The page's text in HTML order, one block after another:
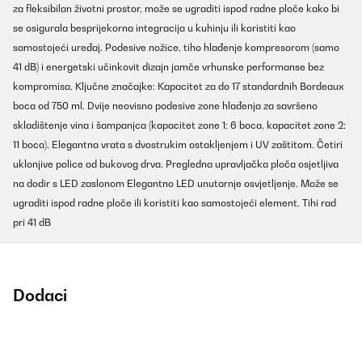
za fleksibilan životni prostor, može se ugraditi ispod radne ploče kako bi
se osigurala besprijekorna integracija u kuhinju ili koristiti kao
samostojeći uređaj. Podesive nožice, tiho hlađenje kompresorom (samo
41 dB) i energetski učinkovit dizajn jamče vrhunske performanse bez
kompromisa. Ključne značajke: Kapacitet za do 17 standardnih Bordeaux
boca od 750 ml. Dvije neovisno podesive zone hlađenja za savršeno
skladištenje vina i šampanjca (kapacitet zone 1: 6 boca, kapacitet zone 2:
11 boca). Elegantna vrata s dvostrukim ostakljenjem i UV zaštitom. Četiri
uklonjive police od bukovog drva. Pregledna upravljačka ploča osjetljiva
na dodir s LED zaslonom Elegantno LED unutarnje osvjetljenje. Može se
ugraditi ispod radne ploče ili koristiti kao samostojeći element. Tihi rad
pri 41 dB
Dodaci